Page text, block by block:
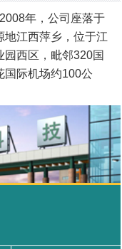
年，公司座落于
地江西萍乡，位于江
西区，毗邻320国
国际机场约100公